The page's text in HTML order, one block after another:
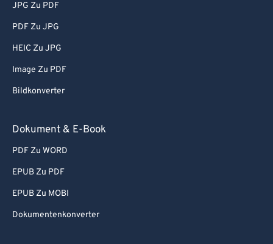
JPG Zu PDF
PDF Zu JPG
HEIC Zu JPG
Image Zu PDF
Bildkonverter
Dokument & E-Book
PDF Zu WORD
EPUB Zu PDF
EPUB Zu MOBI
Dokumentenkonverter